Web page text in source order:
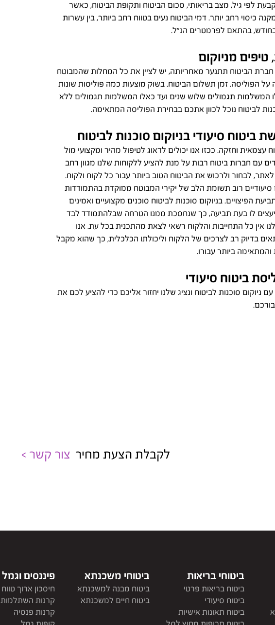
לפי גיל, מצב בריאותי, סכום הביטוח ותקופת הביטוח, כאשר
כיסוי רחב יותר. דמי הביטוח נעים בטווח רחב ביותר, בין עשרות
בהתאם לפרמטרים הנ"ל.
מניוקום
הביטוח תתנער מאחריותה, יש לציין את כל המחלות שהמבוטח
הפוליסה. זמן תשלום הביטוח. בשוק מוצעות כמה פוליסות שונות
המשלמות תגמולים שלוש שנים ועד כאלו המשלמות תגמולים ללא
לביטוח נוכל לכוון אתכם בבחירת הפוליסה המתאימה.
ביטוח סיעודי בניוקום סוכנות לביטוח
עצמאית וחזקה. ככזו אנו יכולים לדאוג לטיפול מהיר ומקצועי מול
עם חברות ביטוח רבות על מנת להציע ללקוחות שלנו מגוון רחב
לבחור ולרכוש את הביטוח הטוב ביותר עבור כל לקוח ולקוח.
רוב תשומת הלב של יקירי המבוטח ממוקדת בהתמודדות
הפיצויים. בניוקום סוכנות לביטוח סוכנים מקצועיים ואמינים
לו בעת תביעה, כך שנחסכת ממנו הטרחה שבלהתמודד לבד
אין כל התחייבות והלקוח רשאי לצאת מהתכנית בכל עת. אנו
בדיוק רב לצרכים של הלקוח וליכולתו הכלכלית, כך שהוא מקבל
ביותר עבורו.
ביטוח סיעודי
ניוקום סוכנות לביטוח ונציג שלנו יחזור אליכם כדי להציע לכם את
לקבלת הצעת מחיר צור קשר >
פיננסים וגמל
חיסכון ארוך טווח
קרנות השתלמות
קרנות פנסיה
ביטוחי משכנתא
ביטוח מבנה למשכנתא
ביטוח חיים למשכנתא
ביטוחי בריאות
ביטוח בריאות פרטי
ביטוח סיעודי
ביטוח תאונות אישיות